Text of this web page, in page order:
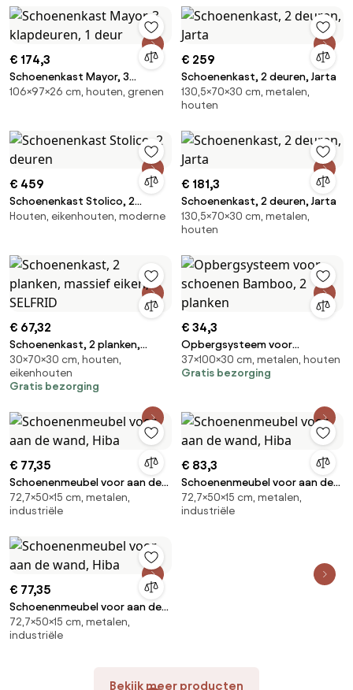
€ 174,3
Schoenenkast Mayor, 3
klapdeuren, 1 deur
106×97×26 cm, houten, grenen
€ 259
Schoenenkast, 2 deuren, Jarta
130,5×70×30 cm, metalen,
houten
€ 459
Schoenenkast Stolico, 2
deuren
Houten, eikenhouten, moderne
€ 181,3
Schoenenkast, 2 deuren, Jarta
130,5×70×30 cm, metalen,
houten
€ 67,32
Schoenenkast, 2 planken,
massief eiken, SELFRID
30×70×30 cm, houten,
eikenhouten
Gratis bezorging
€ 34,3
Opbergsysteem voor
schoenen Bamboo, 2 planken
37×100×30 cm, metalen, houten
Gratis bezorging
€ 77,35
Schoenenmeubel voor aan de
wand, Hiba
72,7×50×15 cm, metalen,
industriële
€ 83,3
Schoenenmeubel voor aan de
wand, Hiba
72,7×50×15 cm, metalen,
industriële
€ 77,35
Schoenenmeubel voor aan de
wand, Hiba
72,7×50×15 cm, metalen,
industriële
Bekijk meer producten